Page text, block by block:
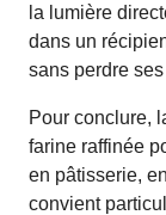
la lumière
dans un
sans perdre
Pour conclure,
farine raffinée
en pâtisserie,
convient